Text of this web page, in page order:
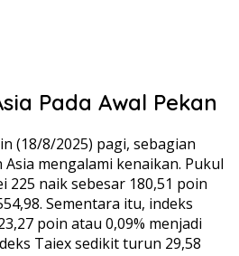
Pada Awal Pekan
(18/8/2025) pagi, sebagian
mengalami kenaikan. Pukul
225 naik sebesar 180,51 poin
Sementara itu, indeks
poin atau 0,09% menjadi
Taiex sedikit turun 29,58